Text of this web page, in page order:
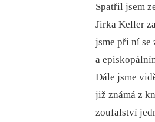
Spatřil jsem
Jirka Keller
jsme při ní se
a
Dále jsme
již známá z
zoufalství